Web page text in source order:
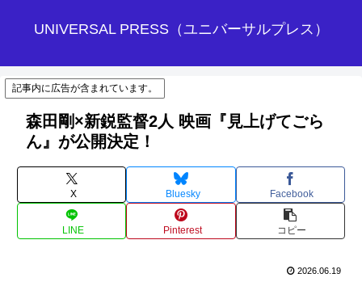
UNIVERSAL PRESS（ユニバーサルプレス）
記事内に広告が含まれています。
森田剛×新鋭監督2人 映画『見上げてごら
ん』が公開決定！
X Bluesky Facebook
LINE Pinterest コピー
2026.06.19